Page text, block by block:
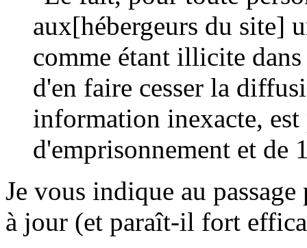
aux[hébergeurs du site]
comme étant illicite
d'en faire cesser la
information inexacte,
d'emprisonnement et de
Je vous indique au
à jour (et paraît-il fort